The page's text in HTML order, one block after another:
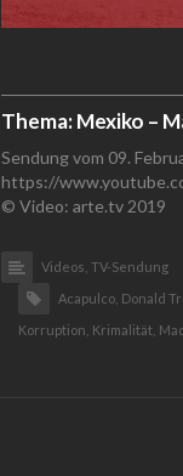
Thema: Mexiko –
Sendung vom 09.
https://
© Video: arte.tv 2019
Videos, TV-Sendung
Acapulco, Donald
Korruption, Krimalität,